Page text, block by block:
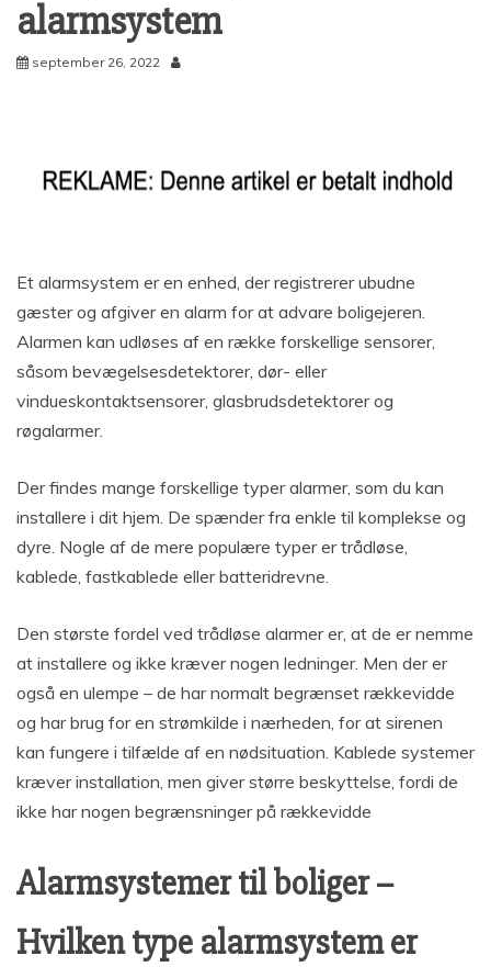
alarmsystem
september 26, 2022
Et alarmsystem er en enhed, der registrerer ubudne
gæster og afgiver en alarm for at advare boligejeren.
Alarmen kan udløses af en række forskellige sensorer,
såsom bevægelsesdetektorer, dør- eller
vindueskontaktsensorer, glasbrudsdetektorer og
røgalarmer.
Der findes mange forskellige typer alarmer, som du kan
installere i dit hjem. De spænder fra enkle til komplekse og
dyre. Nogle af de mere populære typer er trådløse,
kablede, fastkablede eller batteridrevne.
Den største fordel ved trådløse alarmer er, at de er nemme
at installere og ikke kræver nogen ledninger. Men der er
også en ulempe – de har normalt begrænset rækkevidde
og har brug for en strømkilde i nærheden, for at sirenen
kan fungere i tilfælde af en nødsituation. Kablede systemer
kræver installation, men giver større beskyttelse, fordi de
ikke har nogen begrænsninger på rækkevidde
Alarmsystemer til boliger –
Hvilken type alarmsystem er